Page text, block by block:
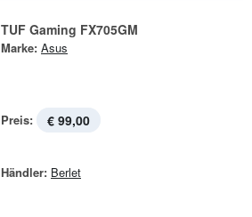
TUF Gaming FX705GM
Marke: Asus
Preis: € 99,00
Händler: Berlet